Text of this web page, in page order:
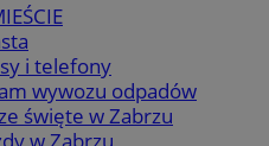
i telefony
wywozu odpadów
święte w Zabrzu